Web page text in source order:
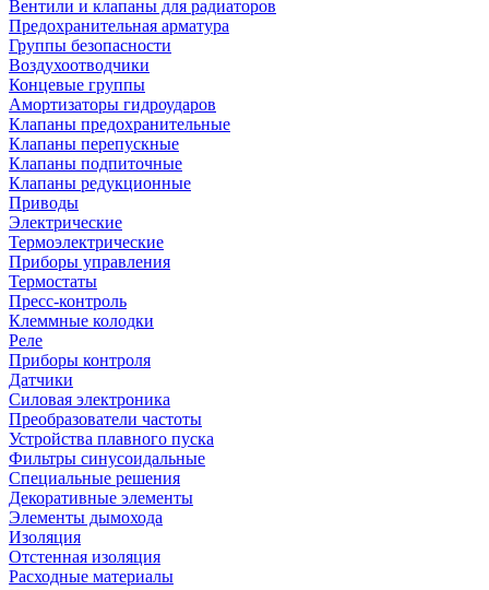
Вентили и клапаны для радиаторов
Предохранительная арматура
Группы безопасности
Воздухоотводчики
Концевые группы
Амортизаторы гидроударов
Клапаны предохранительные
Клапаны перепускные
Клапаны подпиточные
Клапаны редукционные
Приводы
Электрические
Термоэлектрические
Приборы управления
Термостаты
Пресс-контроль
Клеммные колодки
Реле
Приборы контроля
Датчики
Силовая электроника
Преобразователи частоты
Устройства плавного пуска
Фильтры синусоидальные
Специальные решения
Декоративные элементы
Элементы дымохода
Изоляция
Отстенная изоляция
Расходные материалы